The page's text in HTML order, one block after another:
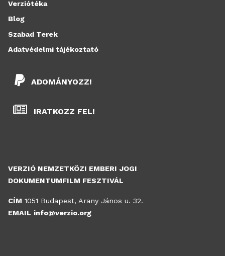
VERZIÓ NEMZETKÖZI EMBERI JOGI
DOKUMENTUMFILM FESZTIVÁL
CÍM 1051 Budapest, Arany János u. 32.
EMAIL info@verzio.org
ADOMÁNYOZZ!
IRATKOZZ FEL!
Verziótéka
Blog
Szabad Terek
Adatvédelmi tájékoztató